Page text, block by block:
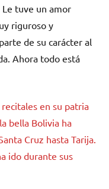
tuve un amor
riguroso y
de su carácter al
Ahora todo está
en su patria
bella Bolivia ha
Cruz hasta Tarija.
ido durante sus